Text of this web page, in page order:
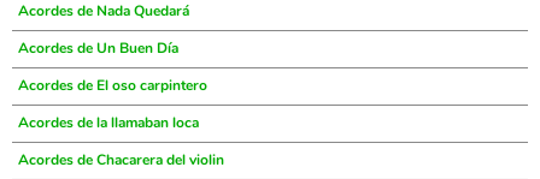
Acordes de Nada Quedará
Acordes de Un Buen Día
Acordes de El oso carpintero
Acordes de la llamaban loca
Acordes de Chacarera del violin